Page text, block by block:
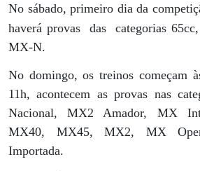
No sábado, primeiro dia da
haverá provas
das
categorias
MX-N.
No domingo, os treinos começam
11h, acontecem as provas nas
Nacional, MX2 Amador, MX
MX40, MX45, MX2, MX
Importada.